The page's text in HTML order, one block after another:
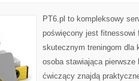
PT6.pl to kompleksowy
poświęcony jest fitnessowi
skutecznym treningom dla
osoba stawiająca
ćwiczący znajdą